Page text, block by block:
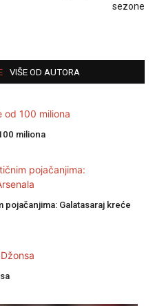
sezone
VIŠE OD AUTORA
miliona
Galatasaraj kreće